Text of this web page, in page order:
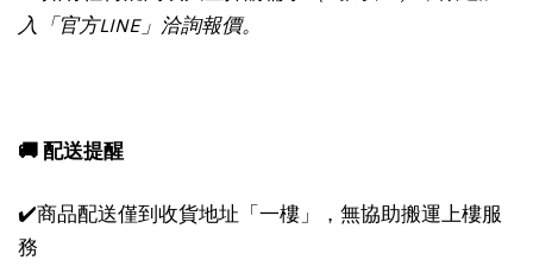
入「官方LINE」洽詢報價。
🚚 配送提醒
✔️商品配送僅到收貨地址「一樓」，無協助搬運上樓服
務